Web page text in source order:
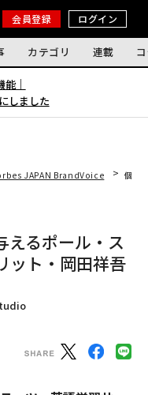
会員登録 ログイン
カテゴリ 連載
｜
しました
JAPAN BrandVoice 個性
えるポール・ス
ット・岡田祥吾